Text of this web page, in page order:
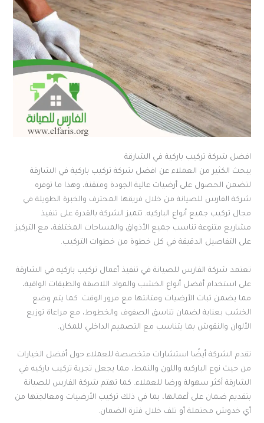
افضل شركة تركيب باركية في الشارقة
يبحث الكثير من العملاء عن افضل شركة تركيب باركية في الشارقة
لتضمن الحصول على أرضيات عالية الجودة ومتقنة، وهذا ما توفره
شركة الفارس للصيانة من خلال فريقها المحترف والخبرة الطويلة في
مجال تركيب جميع أنواع الباركيه. تتميز الشركة بالقدرة على تنفيذ
مشاريع متنوعة تناسب جميع الأذواق والمساحات المختلفة، مع التركيز
على التفاصيل الدقيقة في كل خطوة من خطوات التركيب.
تعتمد شركة الفارس للصيانة في تنفيذ أعمال تركيب باركيه في الشارقة
على استخدام أفضل أنواع الخشب والمواد اللاصقة والطبقات الواقية،
مما يضمن ثبات الأرضيات ومتانتها مع مرور الوقت. كما يتم وضع
الخشب بعناية لضمان تناسق الصفوف والخطوط، مع مراعاة توزيع
الألوان والنقوش بما يتناسب مع التصميم الداخلي للمكان.
تقدم الشركة أيضًا استشارات متخصصة للعملاء حول أفضل الخيارات
من حيث نوع الباركيه واللون والنمط، مما يجعل تجربة تركيب باركيه في
الشارقة أكثر سهولة ورضا للعملاء. كما تهتم شركة الفارس للصيانة
بتقديم ضمان على أعمالها، بما في ذلك تركيب الأرضيات ومعالجتها من
أي خدوش محتملة أو تلف خلال فترة الضمان.